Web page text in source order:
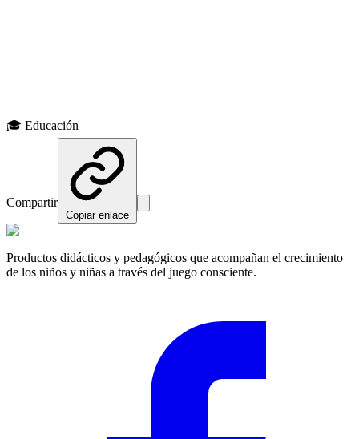
Ver productos
🎓 Educación
Compartir
Copiar enlace
Productos didácticos y pedagógicos que acompañan el crecimiento
de los niños y niñas a través del juego consciente.